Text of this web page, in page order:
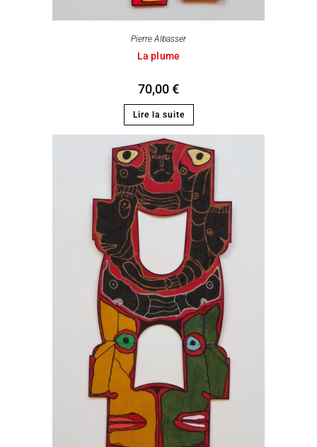
Pierre Albasser
La plume
70,00€
Lire la suite